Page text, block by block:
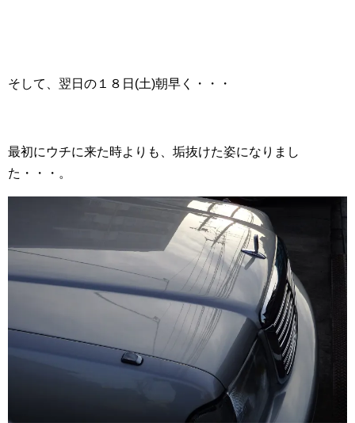
そして、翌日の１８日(土)朝早く・・・
最初にウチに来た時よりも、垢抜けた姿になりまし
た・・・。